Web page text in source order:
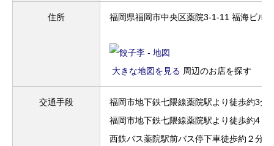
住所 福岡県福岡市中央区薬院3-1-11 福海ビル
大きな地図を見る 周辺のお店を探す
交通手段
福岡市地下鉄七隈線薬院駅より徒歩約3分
福岡市地下鉄七隈線薬院駅より徒歩約4～
西鉄バス薬院駅前バス停下車徒歩約２分